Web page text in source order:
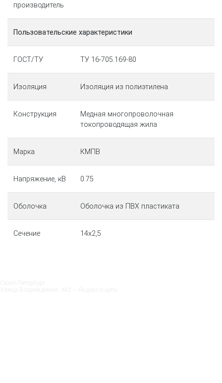
производитель
Пользовательские характеристики
ГОСТ/ТУ ТУ 16-705.169-80
Изоляция Изоляция из полиэтилена
Конструкция
Медная многопроволочная
токопроводящая жила
Марка КМПВ
Напряжение, кВ 0.75
Оболочка Оболочка из ПВХ пластиката
Сечение 14х2,5